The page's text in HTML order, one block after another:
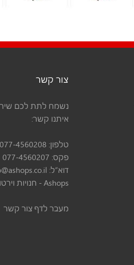
צור קשר
נשמח לתת לכם
איתנו קשר:
טלפון: 077-4560208
פקס: 077-4560207
דוא”ל:
Ashops - חנויות וירטואליות
מעבר לדף צור קשר